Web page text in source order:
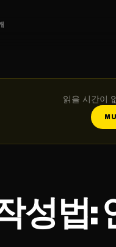
읽을 시간이
성법: